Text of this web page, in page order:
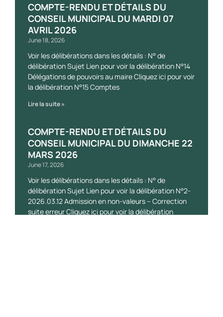
COMPTE-RENDU ET DÉTAILS DU
CONSEIL MUNICIPAL DU MARDI 07
AVRIL 2026
June 18, 2026
Voir les délibérations dans les détails : N° de
délibération Sujet Lien pour voir la délibération N°14
Délégations de pouvoirs au maire Cliquez ici pour voir
la délibération N°15 Comptes
Lire la suite »
COMPTE-RENDU ET DÉTAILS DU
CONSEIL MUNICIPAL DU DIMANCHE 22
MARS 2026
June 17, 2026
Voir les délibérations dans les détails : N° de
délibération Sujet Lien pour voir la délibération N°2-
2026.03.12 Admission en non-valeurs – Correction
suite erreur Cliquez ici pour voir la délibération